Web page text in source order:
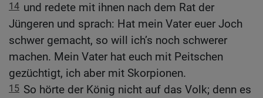
14 und redete mit ihnen nach dem Rat der
Jüngeren und sprach: Hat mein Vater euer Joch
schwer gemacht, so will ich’s noch schwerer
machen. Mein Vater hat euch mit Peitschen
gezüchtigt, ich aber mit Skorpionen.
15 So hörte der König nicht auf das Volk; denn es